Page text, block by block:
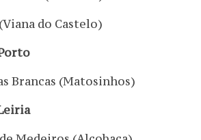
do Castelo)
Brancas (Matosinhos)